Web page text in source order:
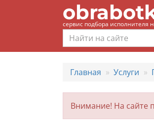
сервис подбора исполнителя
Главная Услуги
Внимание! На сайте